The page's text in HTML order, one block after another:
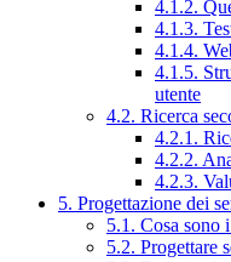
4.1.2.
4.1.3.
4.1.4.
4.1.5.
utente
4.2. Ricerca
4.2.1.
4.2.2.
4.2.3.
5. Progettazione dei
5.1. Cosa sono
5.2. Progettare